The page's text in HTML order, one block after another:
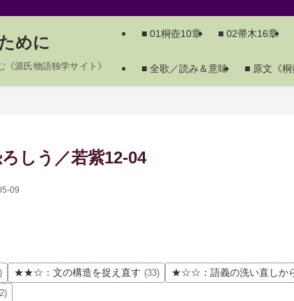
めに
源氏物語独学サイト》
■ 01桐壺10章 ■ 02帚木16章
■ 全歌／読み＆意味 ■ 原文《
しう／若紫12-04
09
★★☆：文の構造を捉え直す (33) ★☆☆：語義の洗い直しか